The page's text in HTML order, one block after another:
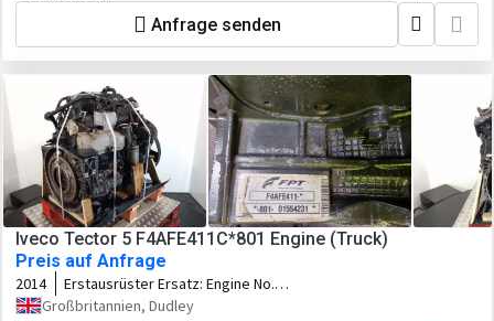
Anfrage senden
Iveco Tector 5 F4AFE411C*801 Engine (Truck)
Preis auf Anfrage
2014 Erstausrüster Ersatz: Engine No.
01554231
Großbritannien, Dudley